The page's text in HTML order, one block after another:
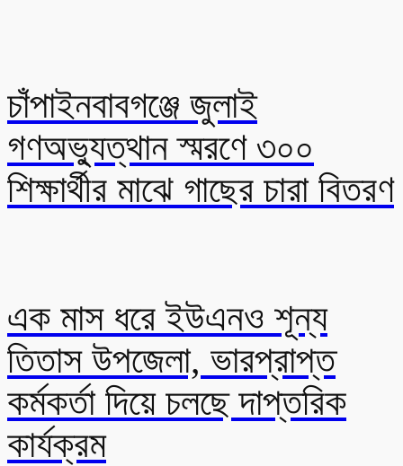
চাঁপাইনবাবগঞ্জে জুলাই
গণঅভ্যুত্থান স্মরণে ৩০০
শিক্ষার্থীর মাঝে গাছের চারা বিতরণ
এক মাস ধরে ইউএনও শূন্য
তিতাস উপজেলা, ভারপ্রাপ্ত
কর্মকর্তা দিয়ে চলছে দাপ্তরিক
কার্যক্রম